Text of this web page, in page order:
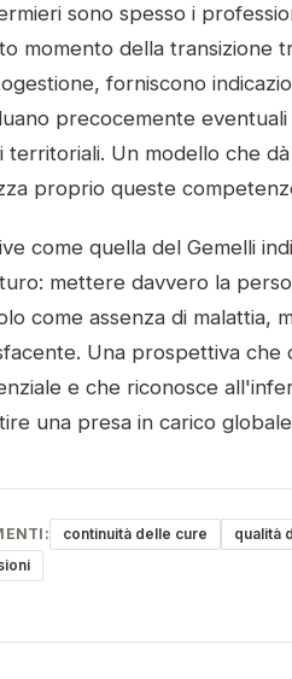
sono spesso i
momento della transizione
forniscono
precocemente
territoriali. Un modello che
proprio queste
come quella del Gemelli
mettere davvero la
come assenza di malattia,
Una prospettiva che
e che riconosce
una presa in carico
continuità delle cure qualità